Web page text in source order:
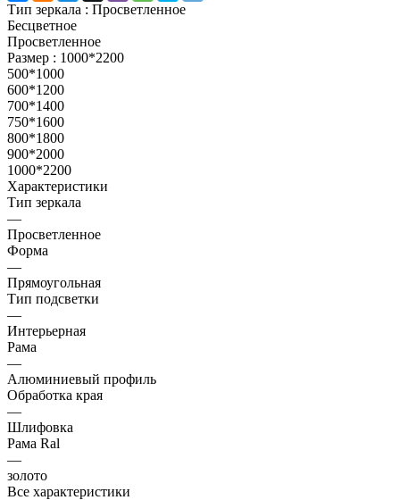
Тип зеркала : Просветленное
Бесцветное
Просветленное
Размер : 1000*2200
500*1000
600*1200
700*1400
750*1600
800*1800
900*2000
1000*2200
Характеристики
Тип зеркала
—
Просветленное
Форма
—
Прямоугольная
Тип подсветки
—
Интерьерная
Рама
—
Алюминиевый профиль
Обработка края
—
Шлифовка
Рама Ral
—
золото
Все характеристики